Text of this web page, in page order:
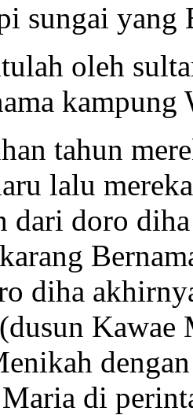
sungai yang
oleh
kampung
tahun
lalu
dari doro
diha
Maria di